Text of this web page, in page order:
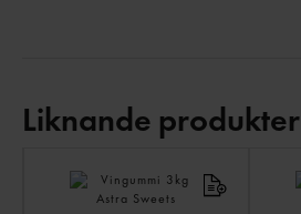
Liknande produkter